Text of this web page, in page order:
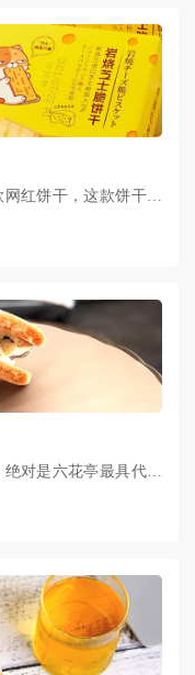
红饼干，这款饼干一
对是六花亭最具代表
过啊。这款饼干曾荣